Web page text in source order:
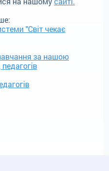
"Світ чекає
за нашою